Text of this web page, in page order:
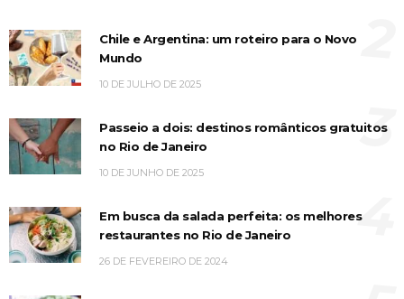
Chile e Argentina: um roteiro para o Novo
Mundo
10 DE JULHO DE 2025
Passeio a dois: destinos românticos gratuitos
no Rio de Janeiro
10 DE JUNHO DE 2025
3
Em busca da salada perfeita: os melhores
restaurantes no Rio de Janeiro
26 DE FEVEREIRO DE 2024
4